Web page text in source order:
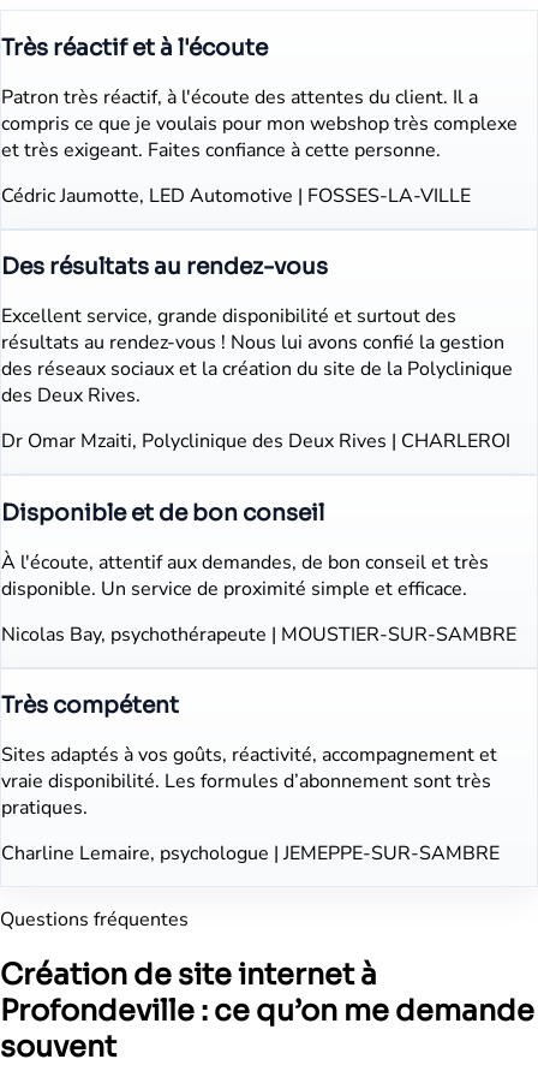
Très réactif et à l'écoute
Patron très réactif, à l'écoute des attentes du client. Il a
compris ce que je voulais pour mon webshop très complexe
et très exigeant. Faites confiance à cette personne.
Cédric Jaumotte, LED Automotive | FOSSES-LA-VILLE
Des résultats au rendez-vous
Excellent service, grande disponibilité et surtout des
résultats au rendez-vous ! Nous lui avons confié la gestion
des réseaux sociaux et la création du site de la Polyclinique
des Deux Rives.
Dr Omar Mzaiti, Polyclinique des Deux Rives | CHARLEROI
Disponible et de bon conseil
À l'écoute, attentif aux demandes, de bon conseil et très
disponible. Un service de proximité simple et efficace.
Nicolas Bay, psychothérapeute | MOUSTIER-SUR-SAMBRE
Très compétent
Sites adaptés à vos goûts, réactivité, accompagnement et
vraie disponibilité. Les formules d’abonnement sont très
pratiques.
Charline Lemaire, psychologue | JEMEPPE-SUR-SAMBRE
Questions fréquentes
Création de site internet à
Profondeville : ce qu’on me demande
souvent